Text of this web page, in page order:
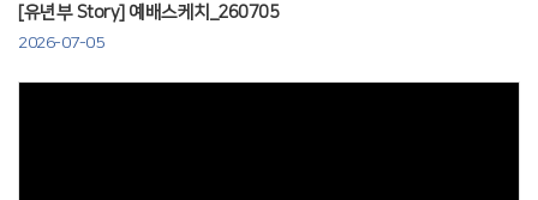
[유년부 Story] 예배스케치_260705
2026-07-05